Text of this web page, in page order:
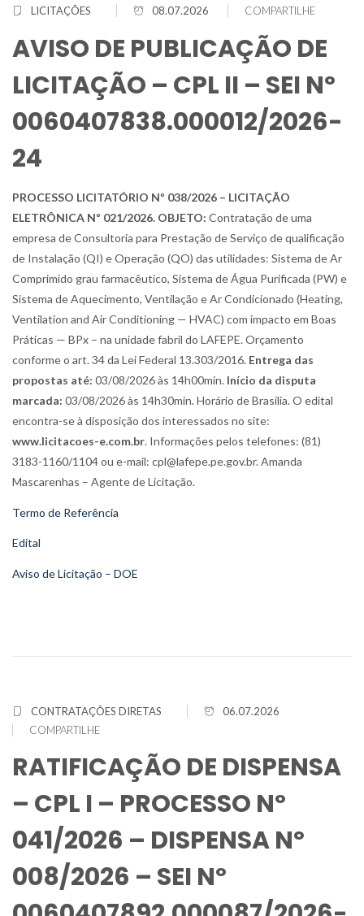
LICITAÇÕES 08.07.2026 COMPARTILHE
AVISO DE PUBLICAÇÃO DE
LICITAÇÃO – CPL II – SEI Nº
0060407838.000012/2026-
24
PROCESSO LICITATÓRIO Nº 038/2026 – LICITAÇÃO
ELETRÔNICA Nº 021/2026. OBJETO: Contratação de uma
empresa de Consultoria para Prestação de Serviço de qualificação
de Instalação (QI) e Operação (QO) das utilidades: Sistema de Ar
Comprimido grau farmacêutico, Sistema de Água Purificada (PW) e
Sistema de Aquecimento, Ventilação e Ar Condicionado (Heating,
Ventilation and Air Conditioning — HVAC) com impacto em Boas
Práticas — BPx – na unidade fabril do LAFEPE. Orçamento
conforme o art. 34 da Lei Federal 13.303/2016. Entrega das
propostas até: 03/08/2026 às 14h00min. Início da disputa
marcada: 03/08/2026 às 14h30min. Horário de Brasília. O edital
encontra-se à disposição dos interessados no site:
www.licitacoes-e.com.br. Informações pelos telefones: (81)
3183-1160/1104 ou e-mail: cpl@lafepe.pe.gov.br. Amanda
Mascarenhas – Agente de Licitação.
Termo de Referência
Edital
Aviso de Licitação – DOE
CONTRATAÇÕES DIRETAS
06.07.2026
COMPARTILHE
RATIFICAÇÃO DE DISPENSA
– CPL I – PROCESSO Nº
041/2026 – DISPENSA Nº
008/2026 – SEI Nº